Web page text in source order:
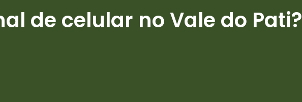
de celular no Vale do Pati?